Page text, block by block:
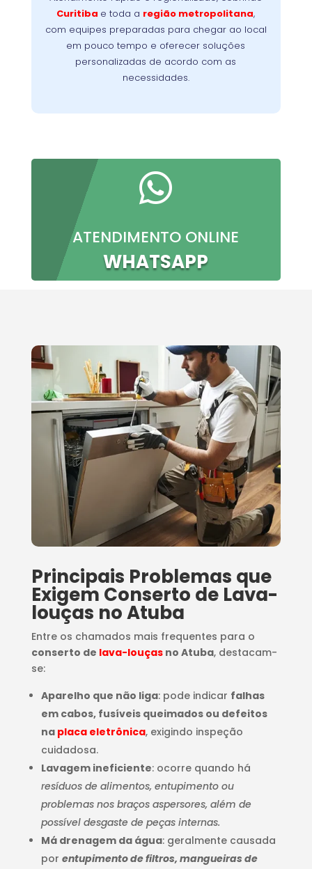
Curitiba e toda a região metropolitana,
com equipes preparadas para chegar ao local
em pouco tempo e oferecer soluções
personalizadas de acordo com as
necessidades.
minimizando a interrupção da sua rotina.
Nossa
meta é oferecer conforto, confiança e
resultados imediatos, do primeiro contato à
conclusão do serviço.

ATENDIMENTO ONLINE
WHATSAPP
Principais Problemas que
Exigem Conserto de Lava-
louças no Atuba
Entre os chamados mais frequentes para o
conserto de lava-louçasno Atuba, destacam-
se:
Aparelho que não liga: pode indicar falhas
em cabos, fusíveis queimados ou defeitos
na placa eletrônica, exigindo inspeção
cuidadosa.
Lavagem ineficiente: ocorre quando há
resíduos de alimentos, entupimento ou
problemas nos braços aspersores, além de
possível desgaste de peças internas.
Má drenagem da água: geralmente causada
por entupimento de filtros, mangueiras de